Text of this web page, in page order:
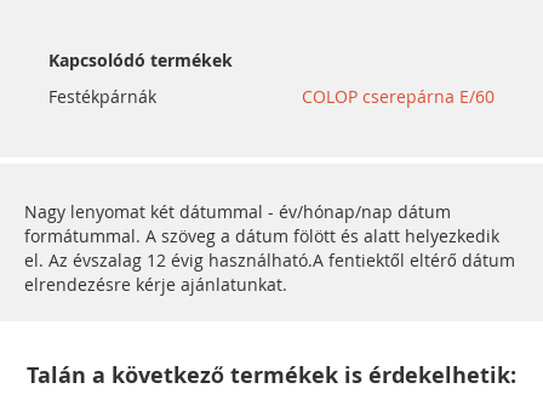
Kapcsolódó termékek
Festékpárnák
COLOP cserepárna E/60
Nagy lenyomat két dátummal - év/hónap/nap dátum
formátummal. A szöveg a dátum fölött és alatt helyezkedik
el. Az évszalag 12 évig használható.A fentiektől eltérő dátum
elrendezésre kérje ajánlatunkat.
Talán a következő termékek is érdekelhetik: